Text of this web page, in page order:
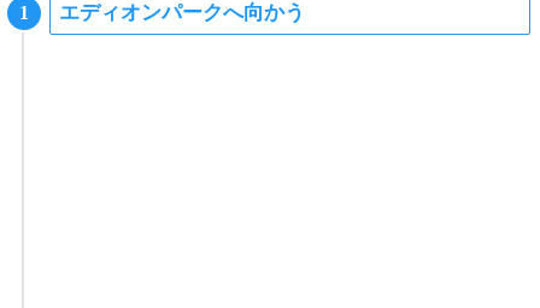
エディオンパークへ向かう